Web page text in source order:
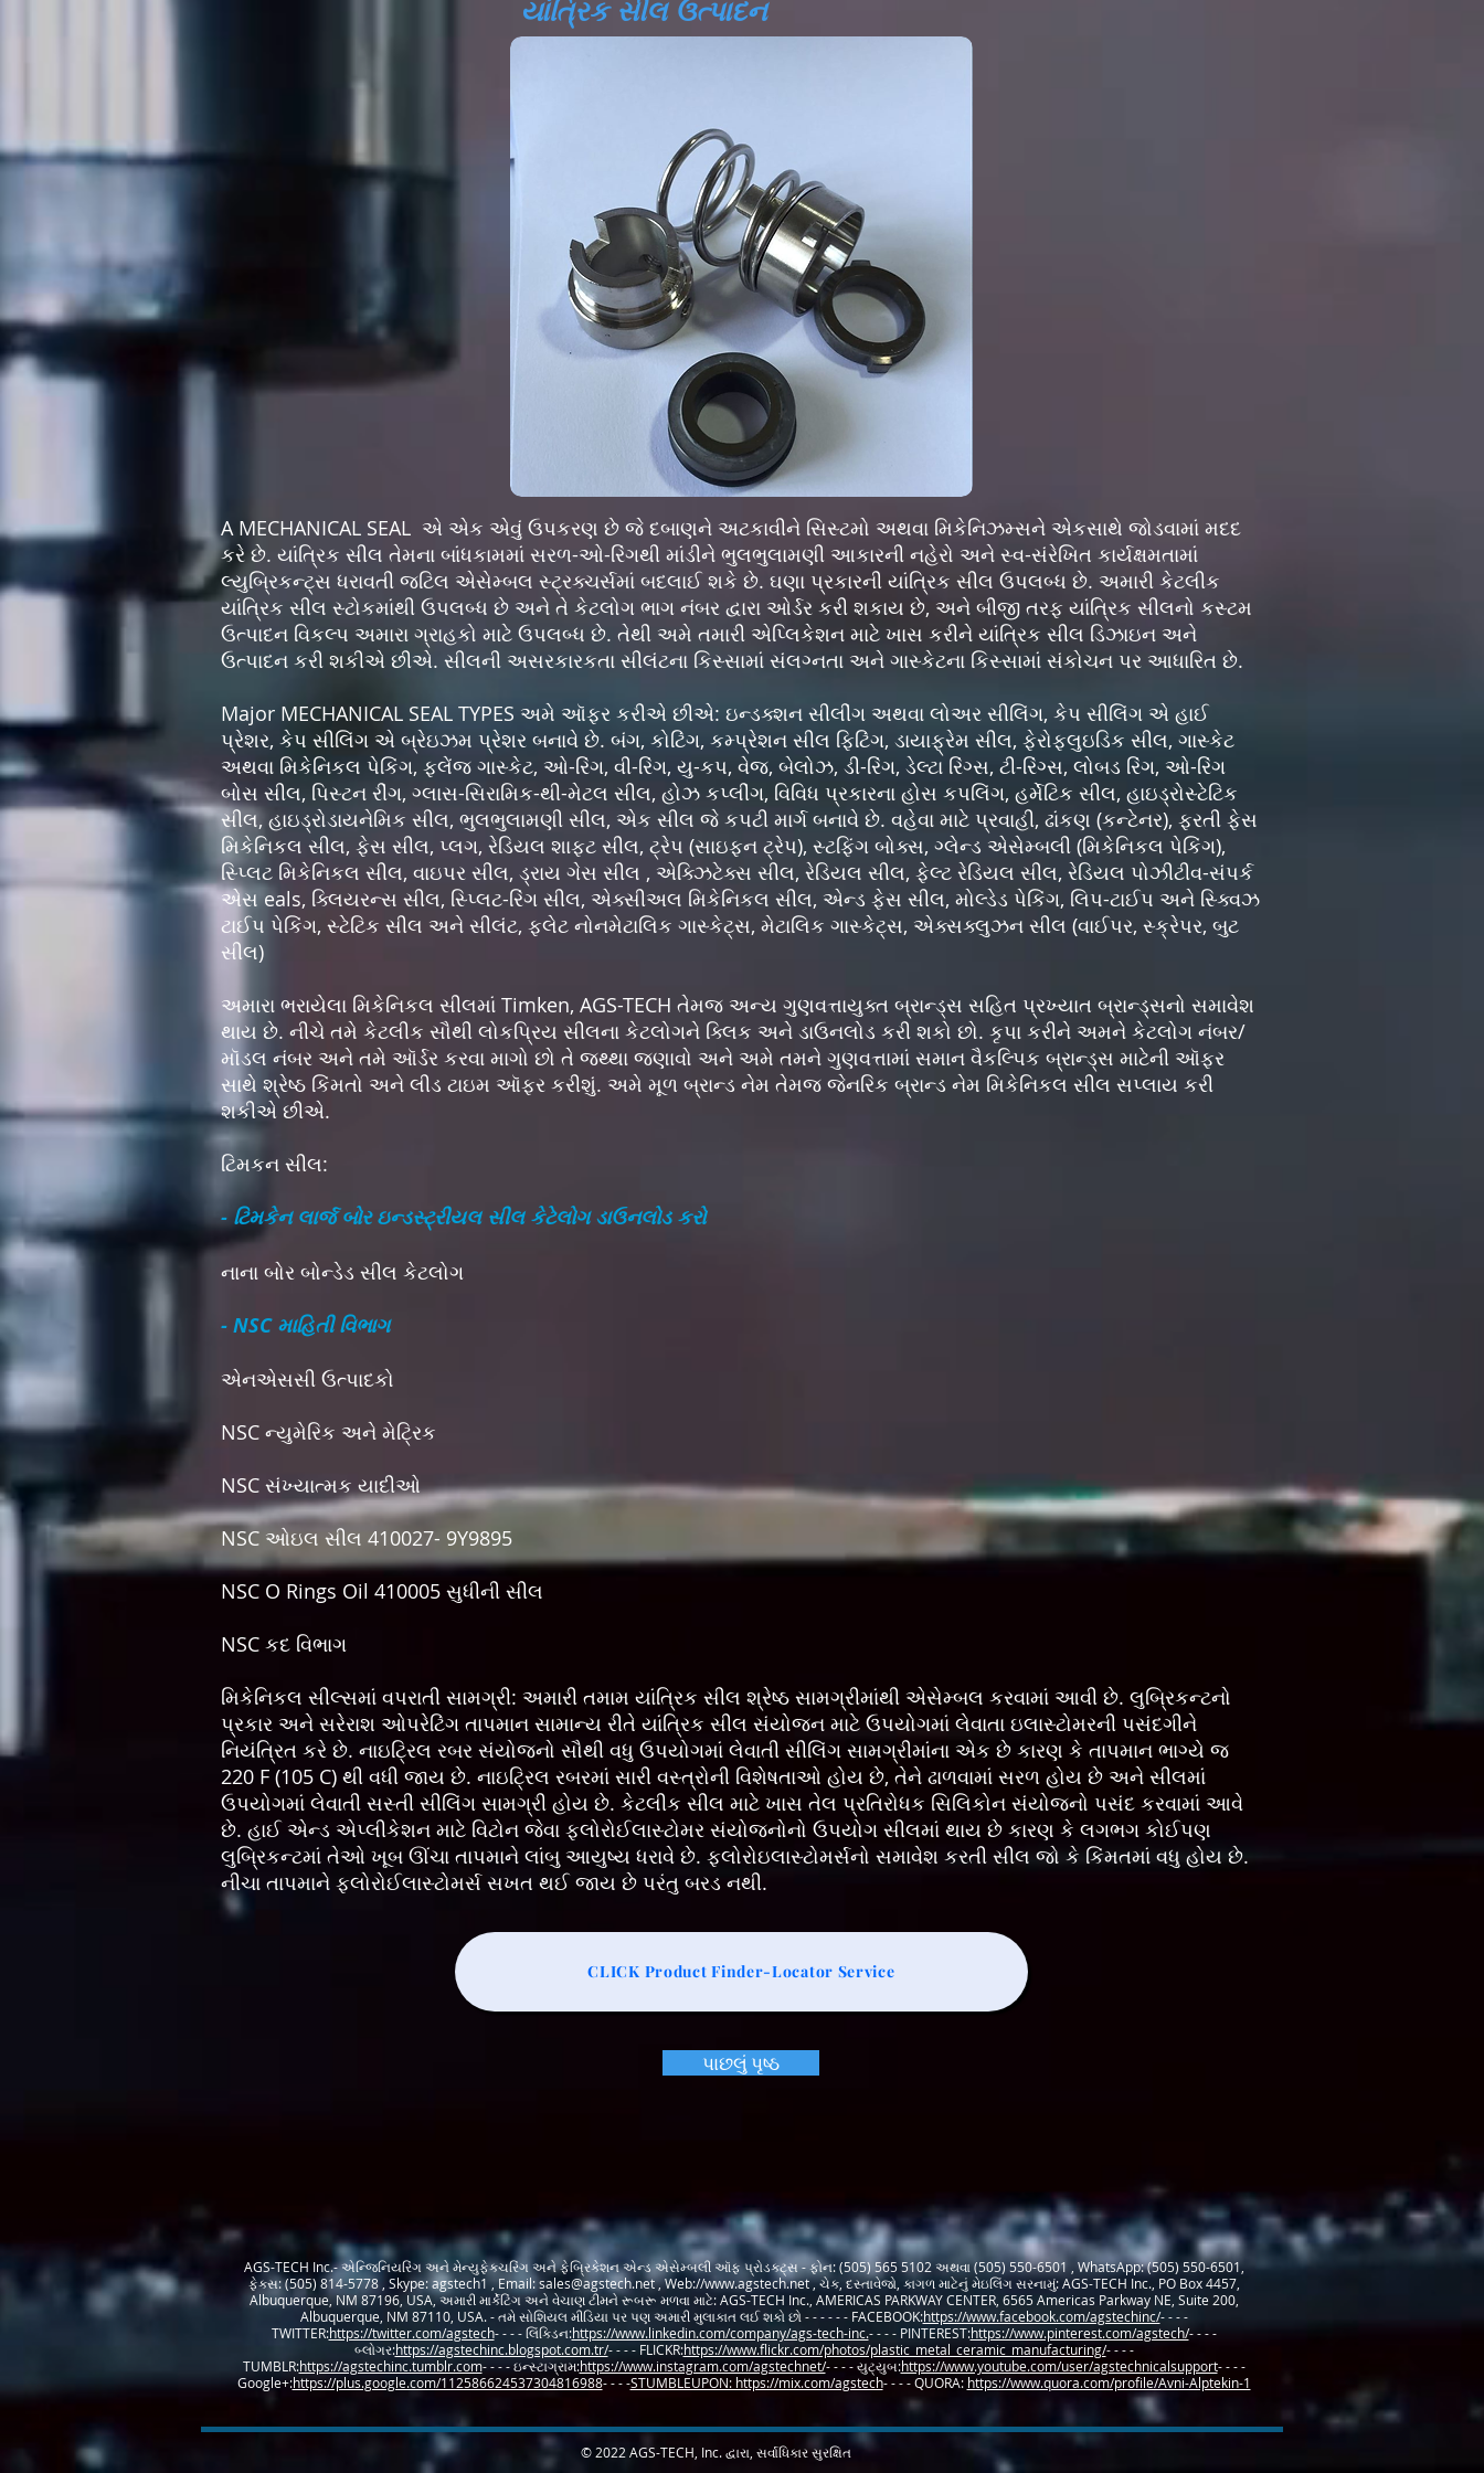
યાંત્રિક સીલ ઉત્પાદન
A MECHANICAL SEAL એ એક એવું ઉપકરણ છે જે દબાણને અટકાવીને સિસ્ટમો અથવા મિકેનિઝમ્સને એકસાથે જોડવામાં મદદ
કરે છે. યાંત્રિક સીલ તેમના બાંધકામમાં સરળ-ઓ-રિંગથી માંડીને ભુલભુલામણી આકારની નહેરો અને સ્વ-સંરેખિત કાર્યક્ષમતામાં
લ્યુબ્રિકન્ટ્સ ધરાવતી જટિલ એસેમ્બલ સ્ટ્રક્ચર્સમાં બદલાઈ શકે છે. ઘણા પ્રકારની યાંત્રિક સીલ ઉપલબ્ધ છે. અમારી કેટલીક
યાંત્રિક સીલ સ્ટોકમાંથી ઉપલબ્ધ છે અને તે કેટલોગ ભાગ નંબર દ્વારા ઓર્ડર કરી શકાય છે, અને બીજી તરફ યાંત્રિક સીલનો કસ્ટમ
ઉત્પાદન વિકલ્પ અમારા ગ્રાહકો માટે ઉપલબ્ધ છે. તેથી અમે તમારી એપ્લિકેશન માટે ખાસ કરીને યાંત્રિક સીલ ડિઝાઇન અને
ઉત્પાદન કરી શકીએ છીએ. સીલની અસરકારકતા સીલંટના કિસ્સામાં સંલગ્નતા અને ગાસ્કેટના કિસ્સામાં સંકોચન પર આધારિત છે.
Major MECHANICAL SEAL TYPES અમે ઑફર કરીએ છીએ: ઇન્ડક્શન સીલીંગ અથવા લોઅર સીલિંગ, કેપ સીલિંગ એ હાઈ
પ્રેશર, કેપ સીલિંગ એ બ્રેઇઝમ પ્રેશર બનાવે છે. બંગ, કોટિંગ, કમ્પ્રેશન સીલ ફિટિંગ, ડાયાફ્રેમ સીલ, ફેરોફ્લુઇડિક સીલ, ગાસ્કેટ
અથવા મિકેનિકલ પેકિંગ, ફ્લેંજ ગાસ્કેટ, ઓ-રિંગ, વી-રિંગ, યુ-કપ, વેજ, બેલોઝ, ડી-રિંગ, ડેલ્ટા રિંગ્સ, ટી-રિંગ્સ, લોબડ રિંગ, ઓ-રિંગ
બોસ સીલ, પિસ્ટન રીંગ, ગ્લાસ-સિરામિક-થી-મેટલ સીલ, હોઝ કપ્લીંગ, વિવિધ પ્રકારના હોસ કપલિંગ, હર્મેટિક સીલ, હાઇડ્રોસ્ટેટિક
સીલ, હાઇડ્રોડાયનેમિક સીલ, ભુલભુલામણી સીલ, એક સીલ જે કપટી માર્ગ બનાવે છે. વહેવા માટે પ્રવાહી, ઢાંકણ (કન્ટેનર), ફરતી ફેસ
મિકેનિકલ સીલ, ફેસ સીલ, પ્લગ, રેડિયલ શાફ્ટ સીલ, ટ્રેપ (સાઇફન ટ્રેપ), સ્ટફિંગ બોક્સ, ગ્લેન્ડ એસેમ્બલી (મિકેનિકલ પેકિંગ),
સ્પ્લિટ મિકેનિકલ સીલ, વાઇપર સીલ, ડ્રાય ગેસ સીલ , એક્ઝિટેક્સ સીલ, રેડિયલ સીલ, ફેલ્ટ રેડિયલ સીલ, રેડિયલ પોઝીટીવ-સંપર્ક
એસ eals, ક્લિયરન્સ સીલ, સ્પ્લિટ-રિંગ સીલ, એક્સીઅલ મિકેનિકલ સીલ, એન્ડ ફેસ સીલ, મોલ્ડેડ પેકિંગ, લિપ-ટાઈપ અને સ્ક્વિઝ
ટાઈપ પેકિંગ, સ્ટેટિક સીલ અને સીલંટ, ફ્લેટ નોનમેટાલિક ગાસ્કેટ્સ, મેટાલિક ગાસ્કેટ્સ, એક્સક્લુઝન સીલ (વાઈપર, સ્ક્રેપર, બુટ
સીલ)
અમારા ભરાયેલા મિકેનિકલ સીલમાં Timken, AGS-TECH તેમજ અન્ય ગુણવત્તાયુક્ત બ્રાન્ડ્સ સહિત પ્રખ્યાત બ્રાન્ડ્સનો સમાવેશ
થાય છે. નીચે તમે કેટલીક સૌથી લોકપ્રિય સીલના કેટલોગને ક્લિક અને ડાઉનલોડ કરી શકો છો. કૃપા કરીને અમને કેટલોગ નંબર/
મૉડલ નંબર અને તમે ઑર્ડર કરવા માગો છો તે જથ્થા જણાવો અને અમે તમને ગુણવત્તામાં સમાન વૈકલ્પિક બ્રાન્ડ્સ માટેની ઑફર
સાથે શ્રેષ્ઠ કિંમતો અને લીડ ટાઇમ ઑફર કરીશું. અમે મૂળ બ્રાન્ડ નેમ તેમજ જેનરિક બ્રાન્ડ નેમ મિકેનિકલ સીલ સપ્લાય કરી
શકીએ છીએ.
ટિમકન સીલ:
- ટિમકેન લાર્જ બોર ઇન્ડસ્ટ્રીયલ સીલ કેટેલોગ ડાઉનલોડ કરો
નાના બોર બોન્ડેડ સીલ કેટલોગ
- NSC માહિતી વિભાગ
એનએસસી ઉત્પાદકો
NSC ન્યુમેરિક અને મેટ્રિક
NSC સંખ્યાત્મક યાદીઓ
NSC ઓઇલ સીલ 410027- 9Y9895
NSC O Rings Oil 410005 સુધીની સીલ
NSC કદ વિભાગ
મિકેનિકલ સીલ્સમાં વપરાતી સામગ્રી: અમારી તમામ યાંત્રિક સીલ શ્રેષ્ઠ સામગ્રીમાંથી એસેમ્બલ કરવામાં આવી છે. લુબ્રિકન્ટનો
પ્રકાર અને સરેરાશ ઓપરેટિંગ તાપમાન સામાન્ય રીતે યાંત્રિક સીલ સંયોજન માટે ઉપયોગમાં લેવાતા ઇલાસ્ટોમરની પસંદગીને
નિયંત્રિત કરે છે. નાઇટ્રિલ રબર સંયોજનો સૌથી વધુ ઉપયોગમાં લેવાતી સીલિંગ સામગ્રીમાંના એક છે કારણ કે તાપમાન ભાગ્યે જ
220 F (105 C) થી વધી જાય છે. નાઇટ્રિલ રબરમાં સારી વસ્ત્રોની વિશેષતાઓ હોય છે, તેને ઢાળવામાં સરળ હોય છે અને સીલમાં
ઉપયોગમાં લેવાતી સસ્તી સીલિંગ સામગ્રી હોય છે. કેટલીક સીલ માટે ખાસ તેલ પ્રતિરોધક સિલિકોન સંયોજનો પસંદ કરવામાં આવે
છે. હાઈ એન્ડ એપ્લીકેશન માટે વિટોન જેવા ફ્લોરોઈલાસ્ટોમર સંયોજનોનો ઉપયોગ સીલમાં થાય છે કારણ કે લગભગ કોઈપણ
લુબ્રિકન્ટમાં તેઓ ખૂબ ઊંચા તાપમાને લાંબુ આયુષ્ય ધરાવે છે. ફ્લોરોઇલાસ્ટોમર્સનો સમાવેશ કરતી સીલ જો કે કિંમતમાં વધુ હોય છે.
નીચા તાપમાને ફ્લોરોઈલાસ્ટોમર્સ સખત થઈ જાય છે પરંતુ બરડ નથી.
CLICK Product Finder-Locator Service
પાછલું પૃષ્ઠ
AGS-TECH Inc.- એન્જિનિયરિંગ અને મેન્યુફેક્ચરિંગ અને ફેબ્રિકેશન એન્ડ એસેમ્બલી ઑફ પ્રોડક્ટ્સ - ફોન: (505) 565 5102 અથવા (505) 550-6501 , WhatsApp: (505) 550-6501,
ફેક્સ: (505) 814-5778 , Skype: agstech1 , Email:sales@agstech.net, Web://www.agstech.net, ચેક, દસ્તાવેજો, કાગળ માટેનું મેઇલિંગ સરનામું: AGS-TECH Inc., PO Box 4457,
Albuquerque, NM 87196, USA, અમારી માર્કેટિંગ અને વેચાણ ટીમને રૂબરૂ મળવા માટે: AGS-TECH Inc., AMERICAS PARKWAY CENTER, 6565 Americas Parkway NE, Suite 200,
Albuquerque, NM 87110, USA. - તમે સોશિયલ મીડિયા પર પણ અમારી મુલાકાત લઈ શકો છો - - - - - - FACEBOOK:https://www.facebook.com/agstechinc/- - - -
TWITTER:https://twitter.com/agstech- - - - લિંક્ડિન:https://www.linkedin.com/company/ags-tech-inc.- - - - PINTEREST:https://www.pinterest.com/agstech/- - - -
બ્લોગર:https://agstechinc.blogspot.com.tr/- - - - FLICKR:https://www.flickr.com/photos/plastic_metal_ceramic_manufacturing/- - - -
TUMBLR:https://agstechinc.tumblr.com- - - - ઇન્સ્ટાગ્રામ:https://www.instagram.com/agstechnet/- - - - યુટ્યુબ:https://www.youtube.com/user/agstechnicalsupport- - - -
Google+:https://plus.google.com/112586624537304816988- - - -STUMBLEUPON: https://mix.com/agstech- - - - QUORA: https://www.quora.com/profile/Avni-Alptekin-1
© 2022 AGS-TECH, Inc. દ્વારા, સર્વાધિકાર સુરક્ષિત